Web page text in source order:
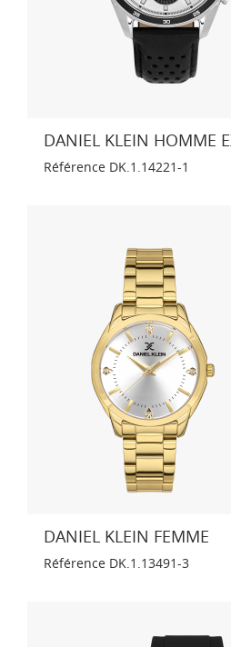
DANIEL KLEIN HOMME
Référence DK.1.14221-1
DANIEL KLEIN FEMME
Référence DK.1.13491-3